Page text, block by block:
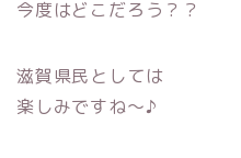
今度はどこだろう？？
滋賀県民としては
楽しみですね〜♪